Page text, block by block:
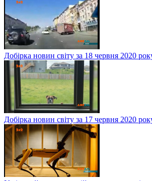
Добірка новин світу за 18 червня 2020
Добірка новин світу за 17 червня 2020